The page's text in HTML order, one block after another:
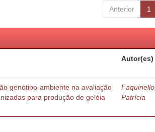
Anterior 1
Autor(es)
genótipo-ambiente na avaliação
para produção de geléia
Faquinello,
Patrícia